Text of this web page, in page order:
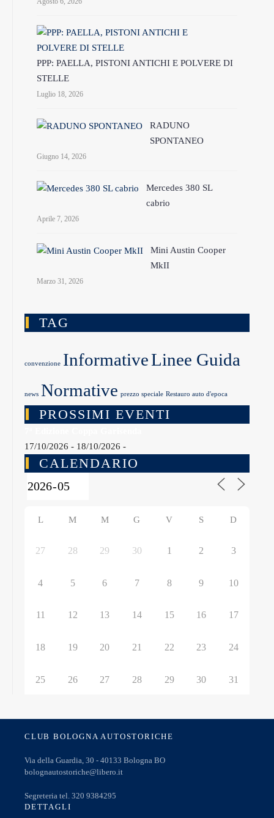
PPP: PAELLA, PISTONI ANTICHI E POLVERE DI
STELLE
Luglio 18, 2026
RADUNO
SPONTANEO
Giugno 14, 2026
Mercedes 380 SL
cabrio
Aprile 7, 2026
Mini Austin Cooper
MkII
Marzo 31, 2026
TAG
convenzione InformativeLinee Guida
news Normative prezzo speciale Restauro auto d'epoca
PROSSIMI EVENTI
17/10/2026 - 18/10/2026 -
CALENDARIO
L M M G V S D
27 28 29 30 1 2 3
4 5 6 7 8 9 10
11 12 13 14 15 16 17
18 19 20 21 22 23 24
25 26 27 28 29 30 31
CLUB BOLOGNA AUTOSTORICHE
Via della Guardia, 30 - 40133 Bologna BO
bolognautostoriche@libero.it
Segreteria tel. 320 9384295
DETTAGLI